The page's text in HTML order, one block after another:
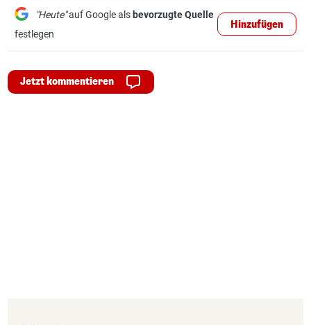
"Heute"auf Google als bevorzugte Quelle
festlegen
Hinzufügen
Jetzt kommentieren